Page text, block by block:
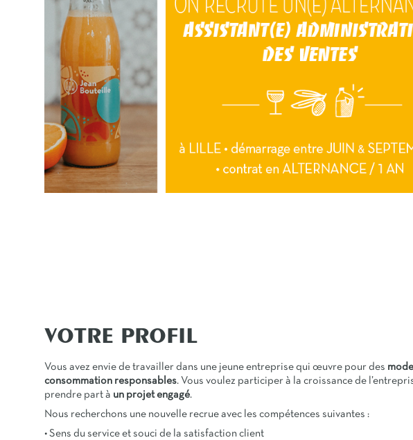
VOTRE PROFIL
Vous avez envie de travailler dans une jeune entreprise qui œuvre pour des
consommation responsables. Vous voulez participer à la croissance de
prendre part à un projet engagé.
Nous recherchons une nouvelle recrue avec les compétences suivantes :
• Sens du service et souci de la satisfaction client